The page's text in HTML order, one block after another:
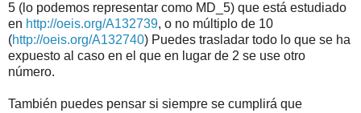
5 (lo podemos representar como MD_5) que está estudiado
en http://oeis.org/A132739, o no múltiplo de 10
(http://oeis.org/A132740) Puedes trasladar todo lo que se ha
expuesto al caso en el que en lugar de 2 se use otro
número.
También puedes pensar si siempre se cumplirá que